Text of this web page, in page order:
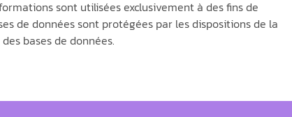
sont utilisées exclusivement à des fins de
de données sont protégées par les dispositions de la
bases de données.